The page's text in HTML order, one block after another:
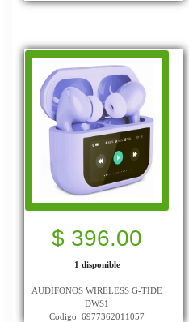
$ 396.00
1 disponible
AUDIFONOS WIRELESS G-TIDE
DWS1
Codigo: 6977362011057